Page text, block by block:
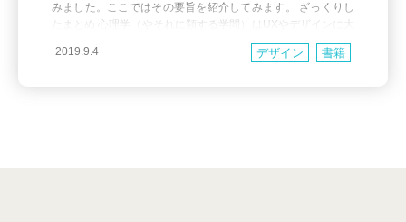
みました。ここではその要旨を紹介してみます。 ざっくりし
たまとめ 心理学（やそれに類する学問）はUXやデザインに大
きな効果を与える。正しく使おう デザイナーは心理学を学ぶ
ことでユーザーにデザインが
2019.9.4 デザイン 書籍